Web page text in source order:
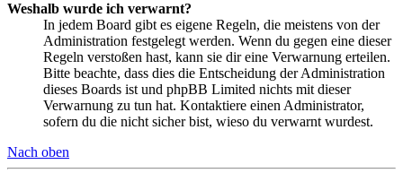
Weshalb wurde ich verwarnt?
In jedem Board gibt es eigene Regeln, die meistens von der
Administration festgelegt werden. Wenn du gegen eine dieser
Regeln verstoßen hast, kann sie dir eine Verwarnung erteilen.
Bitte beachte, dass dies die Entscheidung der Administration
dieses Boards ist und phpBB Limited nichts mit dieser
Verwarnung zu tun hat. Kontaktiere einen Administrator,
sofern du die nicht sicher bist, wieso du verwarnt wurdest.
Nach oben